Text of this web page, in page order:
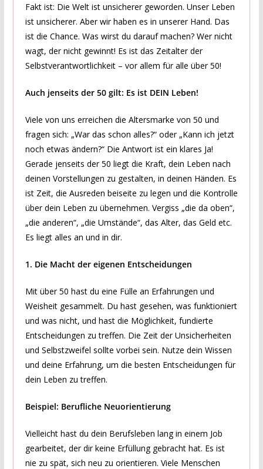
Fakt ist: Die Welt ist unsicherer geworden. Unser Leben
ist unsicherer. Aber wir haben es in unserer Hand. Das
ist die Chance. Was wirst du darauf machen? Wer nicht
wagt, der nicht gewinnt! Es ist das Zeitalter der
Selbstverantwortlichkeit – vor allem für alle über 50!
Auch jenseits der 50 gilt: Es ist DEIN Leben!
Viele von uns erreichen die Altersmarke von 50 und
fragen sich: „War das schon alles?“ oder „Kann ich jetzt
noch etwas ändern?“ Die Antwort ist ein klares Ja!
Gerade jenseits der 50 liegt die Kraft, dein Leben nach
deinen Vorstellungen zu gestalten, in deinen Händen. Es
ist Zeit, die Ausreden beiseite zu legen und die Kontrolle
über dein Leben zu übernehmen. Vergiss „die da oben“,
„die anderen“, „die Umstände“, das Alter, das Geld etc.
Es liegt alles an und in dir.
1. Die Macht der eigenen Entscheidungen
Mit über 50 hast du eine Fülle an Erfahrungen und
Weisheit gesammelt. Du hast gesehen, was funktioniert
und was nicht, und hast die Möglichkeit, fundierte
Entscheidungen zu treffen. Die Zeit der Unsicherheiten
und Selbstzweifel sollte vorbei sein. Nutze dein Wissen
und deine Erfahrung, um die besten Entscheidungen für
dein Leben zu treffen.
Beispiel: Berufliche Neuorientierung
Vielleicht hast du dein Berufsleben lang in einem Job
gearbeitet, der dir keine Erfüllung gebracht hat. Es ist
nie zu spät, sich neu zu orientieren. Viele Menschen